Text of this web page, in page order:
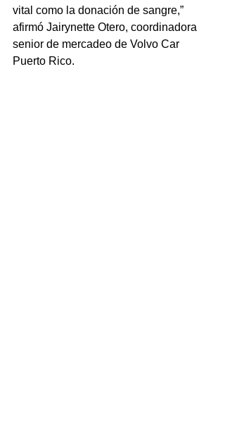
vital como la donación de sangre,”
afirmó Jairynette Otero, coordinadora
senior de mercadeo de Volvo Car
Puerto Rico.